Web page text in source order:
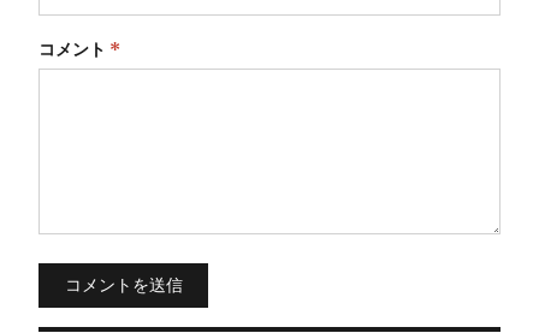
コメント *
コメントを送信